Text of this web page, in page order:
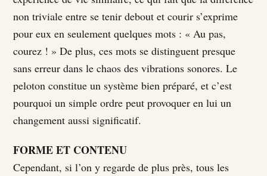
non triviale entre se tenir debout et courir s’exprime
pour eux en seulement quelques mots : « Au pas,
courez ! » De plus, ces mots se distinguent presque
sans erreur dans le chaos des vibrations sonores. Le
peloton constitue un système bien préparé, et c’est
pourquoi un simple ordre peut provoquer en lui un
changement aussi significatif.
FORME ET CONTENU
Cependant, si l’on y regarde de plus près, tous les